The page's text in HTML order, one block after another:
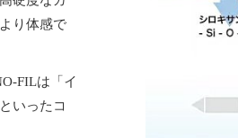
り体感で
FILは「イ
いったコ